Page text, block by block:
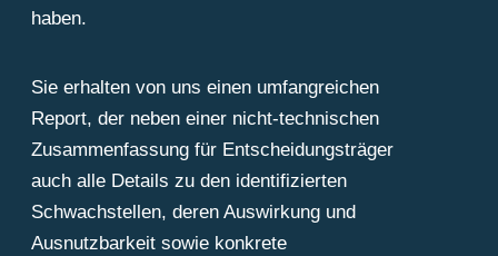
haben.
Sie erhalten von uns einen umfangreichen
Report, der neben einer nicht-technischen
Zusammenfassung für Entscheidungsträger
auch alle Details zu den identifizierten
Schwachstellen, deren Auswirkung und
Ausnutzbarkeit sowie konkrete